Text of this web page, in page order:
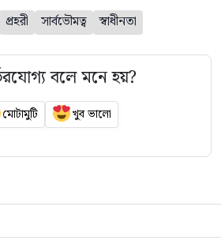
প্রহরী সার্বভৌমত্ব স্বাধীনতা
বলে মনে হয়?
মোটামুটি খুব ভালো